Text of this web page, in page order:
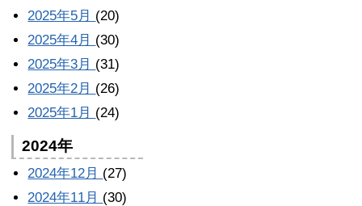
2025年5月 (20)
2025年4月 (30)
2025年3月 (31)
2025年2月 (26)
2025年1月 (24)
2024年
2024年12月 (27)
2024年11月 (30)